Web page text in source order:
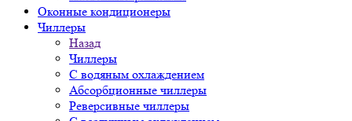
Оконные кондиционеры
Чиллеры
Назад
Чиллеры
С водяным охлаждением
Абсорбционные чиллеры
Реверсивные чиллеры